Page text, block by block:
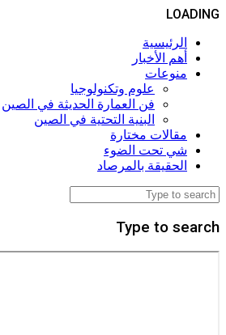
LOADING
الرئيسية
أهم الأخبار
منوعات
علوم وتكنولوجيا
فن العمارة الحديثة في الصين
البنية التحتية في الصين
مقالات مختارة
شي تحت الضوء
الحقيقة بالمرصاد
Type to search